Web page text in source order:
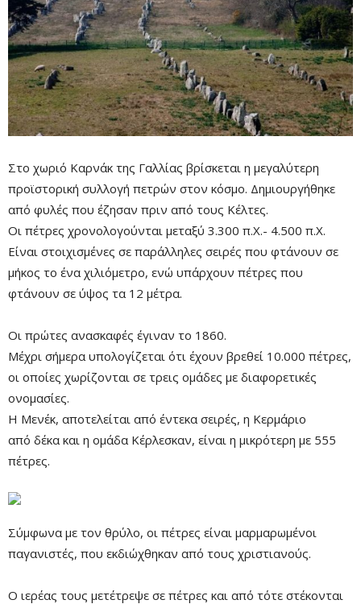
Στο χωριό Καρνάκ της Γαλλίας βρίσκεται η μεγαλύτερη
προϊστορική συλλογή πετρών στον κόσμο. Δημιουργήθηκε
από φυλές που έζησαν πριν από τους Κέλτες.
Οι πέτρες χρονολογούνται μεταξύ 3.300 π.Χ.- 4.500 π.Χ.
Είναι στοιχισμένες σε παράλληλες σειρές που φτάνουν σε
μήκος το ένα χιλιόμετρο, ενώ υπάρχουν πέτρες που
φτάνουν σε ύψος τα 12 μέτρα.
Remaining
-0:00
Mute
Οι πρώτες ανασκαφές έγιναν το 1860.
Μέχρι σήμερα υπολογίζεται ότι έχουν βρεθεί 10.000 πέτρες,
οι οποίες χωρίζονται σε τρεις ομάδες με διαφορετικές
ονομασίες.
Η Μενέκ, αποτελείται από έντεκα σειρές, η Κερμάριο
από δέκα και η ομάδα Κέρλεσκαν, είναι η μικρότερη με 555
πέτρες.
Σύμφωνα με τον θρύλο, οι πέτρες είναι μαρμαρωμένοι
παγανιστές, που εκδιώχθηκαν από τους χριστιανούς.
Ο ιερέας τους μετέτρεψε σε πέτρες και από τότε στέκονται